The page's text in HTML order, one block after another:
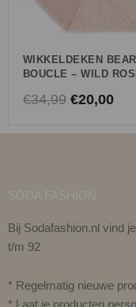
WIKKELDEKEN BEAR
BOUCLE – WILD
€34,99 €20,00
SODA FASHION
Bij Sodafashion.nl vind
t/m 92
* Regelmatig nieuwe